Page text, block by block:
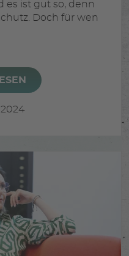
es ist gut so, denn
Doch für wen
2024